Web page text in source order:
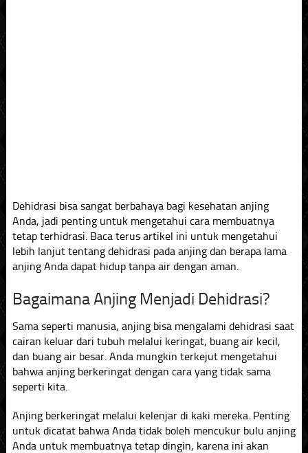
Dehidrasi bisa sangat berbahaya bagi kesehatan anjing
Anda, jadi penting untuk mengetahui cara membuatnya
tetap terhidrasi. Baca terus artikel ini untuk mengetahui
lebih lanjut tentang dehidrasi pada anjing dan berapa lama
anjing Anda dapat hidup tanpa air dengan aman.
Bagaimana Anjing Menjadi Dehidrasi?
Sama seperti manusia, anjing bisa mengalami dehidrasi saat
cairan keluar dari tubuh melalui keringat, buang air kecil,
dan buang air besar. Anda mungkin terkejut mengetahui
bahwa anjing berkeringat dengan cara yang tidak sama
seperti kita.
Anjing berkeringat melalui kelenjar di kaki mereka. Penting
untuk dicatat bahwa Anda tidak boleh mencukur bulu anjing
Anda untuk membuatnya tetap dingin, karena ini akan